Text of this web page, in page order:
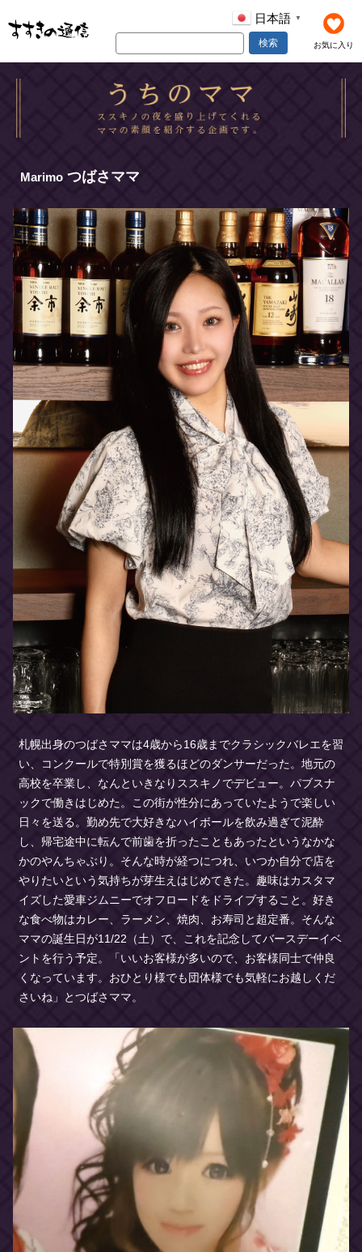
お気に入り
日本語 ▼
検索
Marimoつばさママ
札幌出身のつばさママは4歳から16歳までクラシックバレエを習
い、コンクールで特別賞を獲るほどのダンサーだった。地元の
高校を卒業し、なんといきなりススキノでデビュー。パブスナ
ックで働きはじめた。この街が性分にあっていたようで楽しい
日々を送る。勤め先で大好きなハイボールを飲み過ぎて泥酔
し、帰宅途中に転んで前歯を折ったこともあったというなかな
かのやんちゃぶり。そんな時が経つにつれ、いつか自分で店を
やりたいという気持ちが芽生えはじめてきた。趣味はカスタマ
イズした愛車ジムニーでオフロードをドライブすること。好き
な食べ物はカレー、ラーメン、焼肉、お寿司と超定番。そんな
ママの誕生日が11/22（土）で、これを記念してバースデーイベ
ントを行う予定。「いいお客様が多いので、お客様同士で仲良
くなっています。おひとり様でも団体様でも気軽にお越しくだ
さいね」とつばさママ。